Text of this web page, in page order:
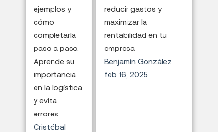
ejemplos y
cómo
completarla
paso a paso.
Aprende su
importancia
en la logística
y evita
errores.
Cristóbal
reducir gastos y
maximizar la
rentabilidad en tu
empresa
Benjamín González
feb 16, 2025